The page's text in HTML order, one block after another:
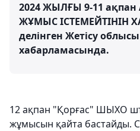
2024 ЖЫЛҒЫ 9-11
ЖҰМЫС ІСТЕМЕЙТІНІН
делінген Жетісу облысы
хабарламасында.
12 ақпан "Қорғас" ШЫХО
жұмысын қайта бастайды.